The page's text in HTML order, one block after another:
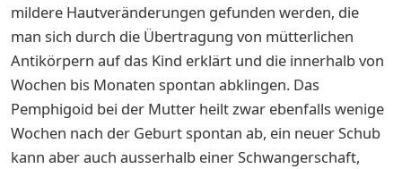
mildere Hautveränderungen gefunden werden, die
man sich durch die Übertragung von mütterlichen
Antikörpern auf das Kind erklärt und die innerhalb von
Wochen bis Monaten spontan abklingen. Das
Pemphigoid bei der Mutter heilt zwar ebenfalls wenige
Wochen nach der Geburt spontan ab, ein neuer Schub
kann aber auch ausserhalb einer Schwangerschaft,